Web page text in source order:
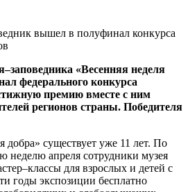
«Весенняя неделя
федерального конкурса
премию вместе с ним
регионов страны. Победителя
добра» существует уже 11 лет. По
неделю апреля сотрудники музея
для взрослых и детей с
годы экспозиции бесплатно